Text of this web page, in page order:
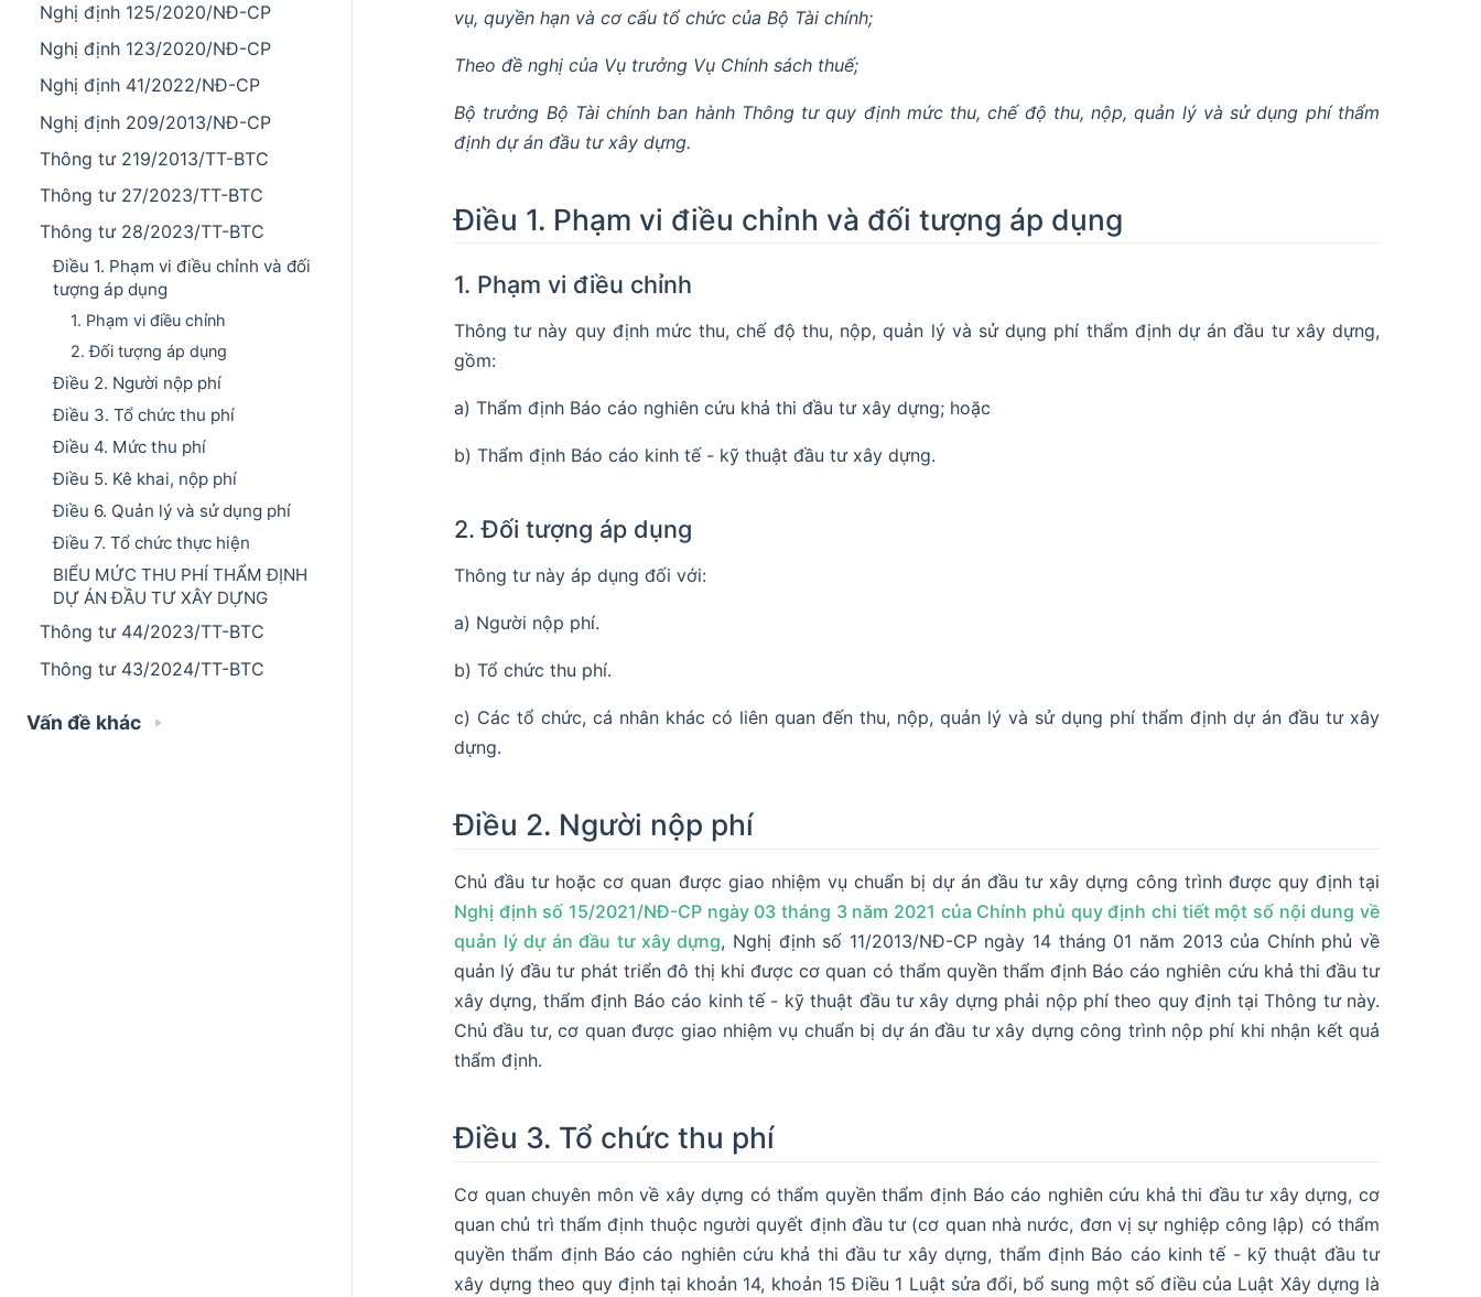
Nghị định 125/2020/NĐ-CP
Nghị định 123/2020/NĐ-CP
Nghị định 41/2022/NĐ-CP
Nghị định 209/2013/NĐ-CP
Thông tư 219/2013/TT-BTC
Thông tư 27/2023/TT-BTC
Thông tư 28/2023/TT-BTC
Điều 1. Phạm vi điều chỉnh và đối
tượng áp dụng
1. Phạm vi điều chỉnh
2. Đối tượng áp dụng
Điều 2. Người nộp phí
Điều 3. Tổ chức thu phí
Điều 4. Mức thu phí
Điều 5. Kê khai, nộp phí
Điều 6. Quản lý và sử dụng phí
Điều 7. Tổ chức thực hiện
BIỂU MỨC THU PHÍ THẨM ĐỊNH
DỰ ÁN ĐẦU TƯ XÂY DỰNG
Thông tư 44/2023/TT-BTC
Thông tư 43/2024/TT-BTC
Vấn đề khác
vụ, quyền hạn và cơ cấu tổ chức của Bộ Tài chính;
Theo đề nghị của Vụ trưởng Vụ Chính sách thuế;
Bộ trưởng Bộ Tài chính ban hành Thông tư quy định mức thu, chế độ thu, nộp, quản lý và sử dụng phí thẩm
định dự án đầu tư xây dựng.
Điều 1. Phạm vi điều chỉnh và đối tượng áp dụng
1. Phạm vi điều chỉnh
Thông tư này quy định mức thu, chế độ thu, nộp, quản lý và sử dụng phí thẩm định dự án đầu tư xây dựng,
gồm:
a) Thẩm định Báo cáo nghiên cứu khả thi đầu tư xây dựng; hoặc
b) Thẩm định Báo cáo kinh tế - kỹ thuật đầu tư xây dựng.
2. Đối tượng áp dụng
Thông tư này áp dụng đối với:
a) Người nộp phí.
b) Tổ chức thu phí.
c) Các tổ chức, cá nhân khác có liên quan đến thu, nộp, quản lý và sử dụng phí thẩm định dự án đầu tư xây
dựng.
Điều 2. Người nộp phí
Chủ đầu tư hoặc cơ quan được giao nhiệm vụ chuẩn bị dự án đầu tư xây dựng công trình được quy định tại
Nghị định số 15/2021/NĐ-CP ngày 03 tháng 3 năm 2021 của Chính phủ quy định chi tiết một số nội dung về
quản lý dự án đầu tư xây dựng, Nghị định số 11/2013/NĐ-CP ngày 14 tháng 01 năm 2013 của Chính phủ về
quản lý đầu tư phát triển đô thị khi được cơ quan có thẩm quyền thẩm định Báo cáo nghiên cứu khả thi đầu tư
xây dựng, thẩm định Báo cáo kinh tế - kỹ thuật đầu tư xây dựng phải nộp phí theo quy định tại Thông tư này.
Chủ đầu tư, cơ quan được giao nhiệm vụ chuẩn bị dự án đầu tư xây dựng công trình nộp phí khi nhận kết quả
thẩm định.
Điều 3. Tổ chức thu phí
Cơ quan chuyên môn về xây dựng có thẩm quyền thẩm định Báo cáo nghiên cứu khả thi đầu tư xây dựng, cơ
quan chủ trì thẩm định thuộc người quyết định đầu tư (cơ quan nhà nước, đơn vị sự nghiệp công lập) có thẩm
quyền thẩm định Báo cáo nghiên cứu khả thi đầu tư xây dựng, thẩm định Báo cáo kinh tế - kỹ thuật đầu tư
xây dựng theo quy định tại khoản 14, khoản 15 Điều 1 Luật sửa đổi, bổ sung một số điều của Luật Xây dựng là